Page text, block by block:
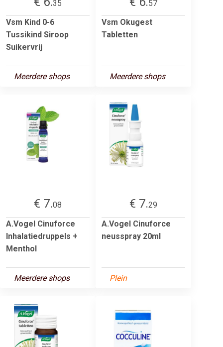
35
Vsm Kind 0-6
Tussikind Siroop
Suikervrij
Meerdere shops
57
Vsm Okugest
Tabletten
Meerdere shops
€ 7.08
A.Vogel Cinuforce
Inhalatiedruppels +
Menthol
Meerdere shops
€ 7.29
A.Vogel Cinuforce
neusspray 20ml
Plein